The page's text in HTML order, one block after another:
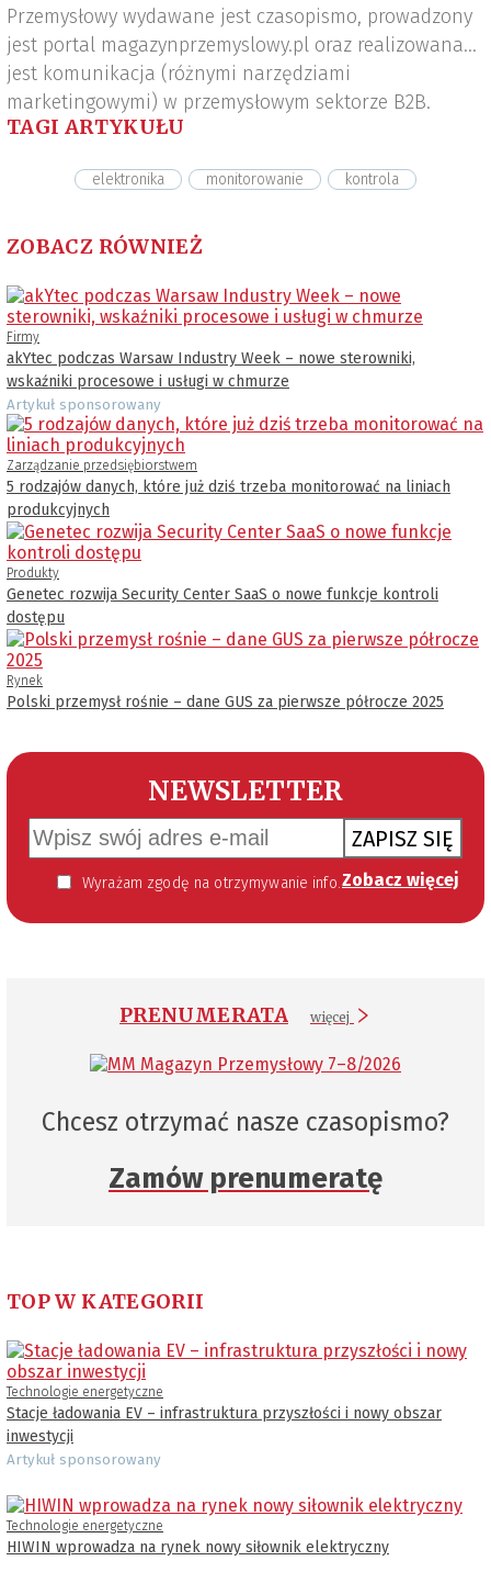
Przemysłowy wydawane jest czasopismo, prowadzony
jest portal magazynprzemyslowy.pl oraz realizowana
jest komunikacja (różnymi narzędziami
marketingowymi) w przemysłowym sektorze B2B.
TAGI ARTYKUŁU
elektronika monitorowanie kontrola
ZOBACZ RÓWNIEŻ
Firmy
akYtec podczas Warsaw Industry Week – nowe sterowniki,
wskaźniki procesowe i usługi w chmurze
Artykuł sponsorowany
Zarządzanie przedsiębiorstwem
5 rodzajów danych, które już dziś trzeba monitorować na liniach
produkcyjnych
Produkty
Genetec rozwija Security Center SaaS o nowe funkcje kontroli
dostępu
Rynek
Polski przemysł rośnie – dane GUS za pierwsze półrocze 2025
NEWSLETTER
ZAPISZ SIĘ
Wyrażam zgodę na otrzymywanie informacji handlowej kierowanej do mnie za pomocą środków komunikacji elektronicznej w szczególności poczty elektronicznej zgodnie z przepisem art. 10 ust 2 ustawy z dnia 18 lipca 2002 roku o świadczeniu usług drogą elektroniczną (Dz. U. 144 z 2002 r. poz. 1204). Zgoda jest dobrowolna, jednak jej wyrażenie jest konieczne, aby otrzymywać newsletter. Zobacz więcej
PRENUMERATA więcej
Chcesz otrzymać nasze czasopismo?
Zamów prenumeratę
TOP W KATEGORII
Technologie energetyczne
Stacje ładowania EV – infrastruktura przyszłości i nowy obszar
inwestycji
Artykuł sponsorowany
Technologie energetyczne
HIWIN wprowadza na rynek nowy siłownik elektryczny